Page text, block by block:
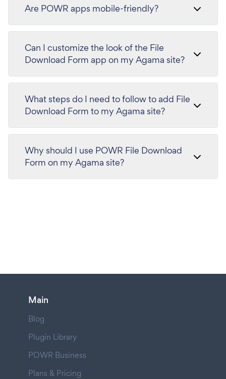
Are POWR apps mobile-friendly?
Can I customize the look of the File
Download Form app on my Agama site?
What steps do I need to follow to add File
Download Form to my Agama site?
Why should I use POWR File Download
Form on my Agama site?
Main
Blog
Plugin Library
POWR Business
Plans & Pricing